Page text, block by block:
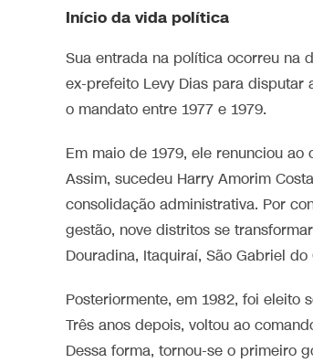
Início da vida política
Sua entrada na política ocorreu na
ex-prefeito Levy Dias para disputar
o mandato entre 1977 e 1979.
Em maio de 1979, ele renunciou
Assim, sucedeu Harry Amorim
consolidação administrativa. Por
gestão, nove distritos se
Douradina, Itaquiraí, São Gabriel do
Posteriormente, em 1982, foi eleito
Três anos depois, voltou ao
Dessa forma, tornou-se o primeiro